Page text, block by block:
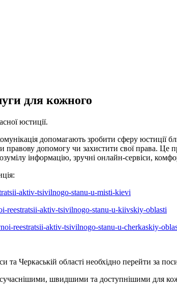
для кожного
юстиції.
допомагають зробити сферу
допомогу чи захистити свої права. Це
інформацію, зручні онлайн-сервіси,
aktiv-tsivilnogo-stanu-u-misti-kievi
reestratsii-aktiv-tsivilnogo-stanu-u-kiivskiy-oblasti
reestratsii-aktiv-tsivilnogo-stanu-u-cherkaskiy-
та Черкаській області необхідно перейти за
швидшими та доступнішими для